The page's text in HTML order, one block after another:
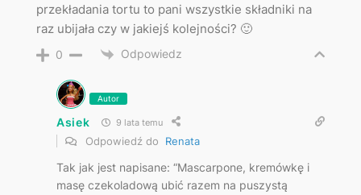
przekładania tortu to pani wszystkie składniki na
raz ubijała czy w jakiejś kolejności? 🙂
0 Odpowiedz
Autor
Asiek 9 lata temu
Odpowiedź do Renata
Tak jak jest napisane: “Mascarpone, kremówkę i
masę czekoladową ubić razem na puszystą